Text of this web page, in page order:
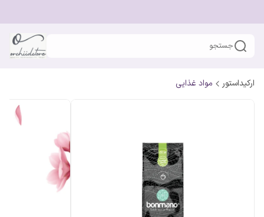
جستجو
ارکیداستور مواد غذایی